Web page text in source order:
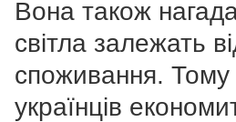
Вона також
світла залежать
споживання. Тому
українців